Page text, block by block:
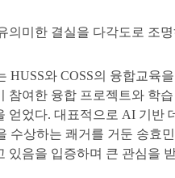
의미한 결실을 다각도로 조
HUSS와 COSS의 융합교
참여한 융합 프로젝트와 학
얻었다. 대표적으로 AI 기반
수상하는 쾌거를 거둔 송효
있음을 입증하며 큰 관심을